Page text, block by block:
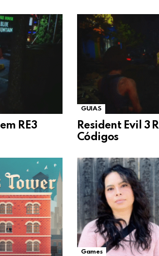
RE3
GUIAS
Resident Evil 3
Códigos
Games